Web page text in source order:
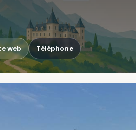
web Téléphone